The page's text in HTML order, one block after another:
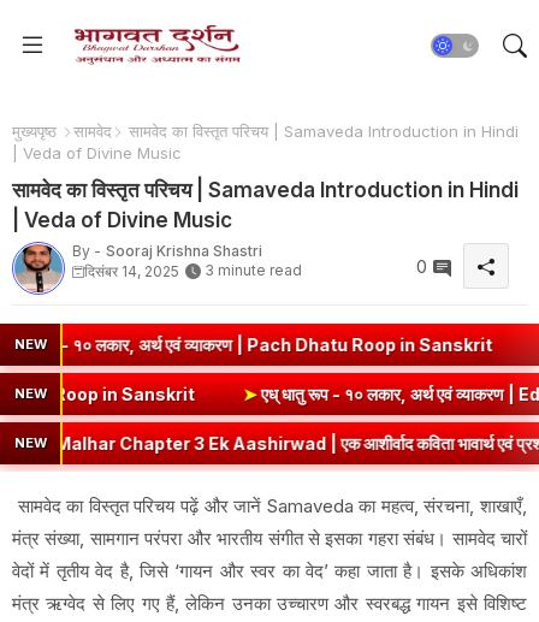
मुख्यपृष्ठ सामवेद
सामवेद का विस्तृत परिचय | Samaveda Introduction in Hindi
| Veda of Divine Music
सामवेद का विस्तृत परिचय | Samaveda Introduction in Hindi
| Veda of Divine Music
By - Sooraj Krishna Shastri
दिसंबर 14, 2025
3 minute read 0
NEW
लकार, अर्थ एवं व्याकरण | Pach Dhatu Roop in Sanskrit ➤हृ धातु रूप
NEW | Sev Dhatu Roop in Sanskrit ➤एध् धातु रूप - १० लकार, अर्थ
NEW 3 Ek Aashirwad | एक आशीर्वाद कविता भावार्थ एवं प्रश्नोत्तर ➤
सामवेद का विस्तृत परिचय पढ़ें और जानें Samaveda का महत्व, संरचना, शाखाएँ,
मंत्र संख्या, सामगान परंपरा और भारतीय संगीत से इसका गहरा संबंध। सामवेद चारों
वेदों में तृतीय वेद है, जिसे ‘गायन और स्वर का वेद’ कहा जाता है। इसके अधिकांश
मंत्र ऋग्वेद से लिए गए हैं, लेकिन उनका उच्चारण और स्वरबद्ध गायन इसे विशिष्ट